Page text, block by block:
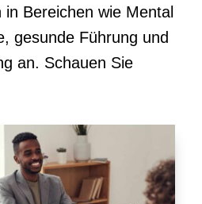
Bereichen wie Mental
gesunde Führung und
an. Schauen Sie